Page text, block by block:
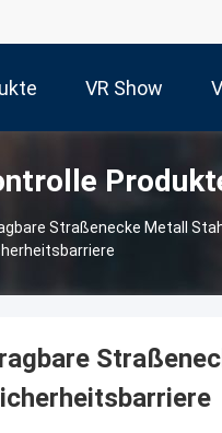
VR Show
Straßenecke Metall